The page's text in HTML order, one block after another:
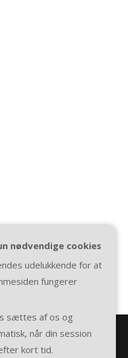
reserved.| Theme by
nødvendige cookies
udelukkende for at
fungerer
sættes af os og
når din session
kort tid.